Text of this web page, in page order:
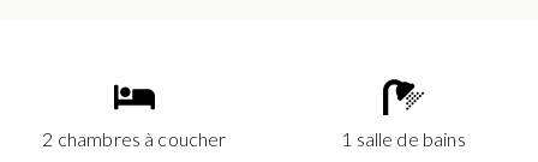
2 chambres à coucher 1 salle de bains